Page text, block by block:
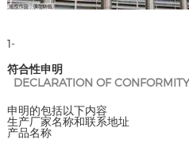
1-
符合性申明
DECLARATION OF CONFORMITY
申明的包括以下内容
生产厂家名称和联系地址
产品名称